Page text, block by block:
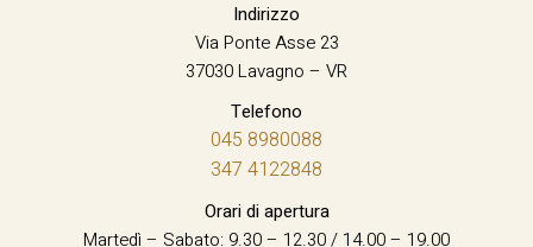
Indirizzo
Via Ponte Asse 23
37030 Lavagno – VR
Telefono
045 8980088
347 4122848
Orari di apertura
Martedì – Sabato: 9.30 – 12.30 / 14.00 – 19.00